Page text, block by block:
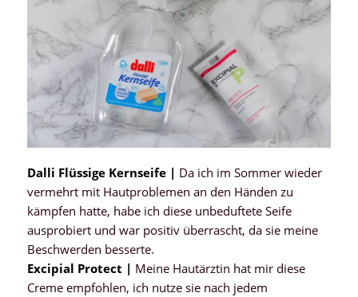
Dalli Flüssige Kernseife | Da ich im Sommer wieder
vermehrt mit Hautproblemen an den Händen zu
kämpfen hatte, habe ich diese unbeduftete Seife
ausprobiert und war positiv überrascht, da sie meine
Beschwerden besserte.
Excipial Protect | Meine Hautärztin hat mir diese
Creme empfohlen, ich nutze sie nach jedem